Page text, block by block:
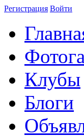
Регистрация Войти
Клубы
Блоги